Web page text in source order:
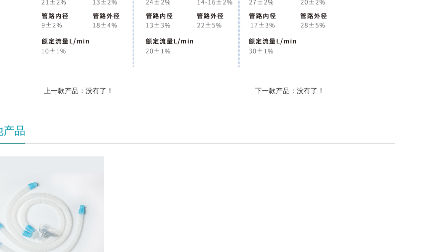
上一款产品：没有了！ 下一款产品：没有了！
产品